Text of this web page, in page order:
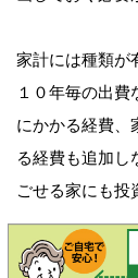
家計には種類が
１０年毎の出
にかかる経費、
る経費も追加し
ごせる家にも投